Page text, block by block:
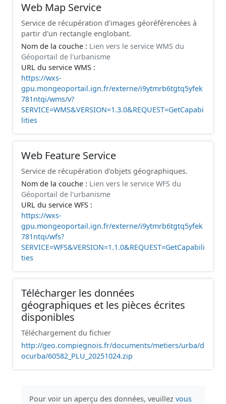
Web Map Service
Service de récupération d'images géoréférencées à
partir d'un rectangle englobant.
Nom de la couche : Lien vers le service WMS du
Géoportail de l'urbanisme
URL du service WMS :
https://wxs-
gpu.mongeoportail.ign.fr/externe/i9ytmrb6tgtq5yfek
781ntqi/wms/v?
SERVICE=WMS&VERSION=1.3.0&REQUEST=GetCapabi
lities
Web Feature Service
Service de récupération d'objets géographiques.
Nom de la couche : Lien vers le service WFS du
Géoportail de l'urbanisme
URL du service WFS :
https://wxs-
gpu.mongeoportail.ign.fr/externe/i9ytmrb6tgtq5yfek
781ntqi/wfs?
SERVICE=WFS&VERSION=1.1.0&REQUEST=GetCapabili
ties
Télécharger les données
géographiques et les pièces écrites
disponibles
Téléchargement du fichier
http://geo.compiegnois.fr/documents/metiers/urba/d
ocurba/60582_PLU_20251024.zip
Pour voir un aperçu des données, veuillez vous